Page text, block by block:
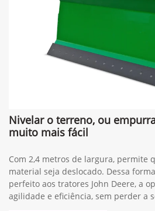
Nivelar o terreno, ou
muito mais fácil
Com 2,4 metros de largura, permite
material seja deslocado. Dessa
perfeito aos tratores John Deere, a
agilidade e eficiência, sem perder a